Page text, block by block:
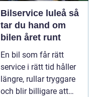
Bilservice luleå så
tar du hand om
bilen året runt
En bil som får rätt
service i rätt tid håller
längre, rullar tryggare
och blir billigare att